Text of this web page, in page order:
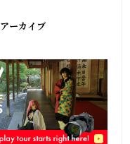
アーカイブ